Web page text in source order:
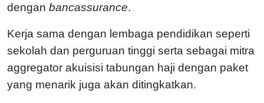
dengan bancassurance.
Kerja sama dengan lembaga pendidikan seperti
sekolah dan perguruan tinggi serta sebagai mitra
aggregator akuisisi tabungan haji dengan paket
yang menarik juga akan ditingkatkan.